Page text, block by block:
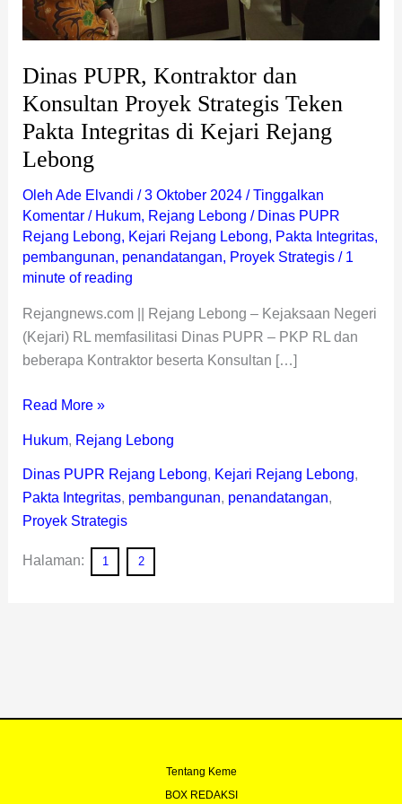
Dinas PUPR, Kontraktor dan
Konsultan Proyek Strategis Teken
Pakta Integritas di Kejari Rejang
Lebong
Oleh Ade Elvandi /3 Oktober 2024 /Tinggalkan
Komentar / Hukum, Rejang Lebong / Dinas PUPR
Rejang Lebong, Kejari Rejang Lebong, Pakta Integritas,
pembangunan, penandatangan, Proyek Strategis/ 1
minute of reading
Rejangnews.com || Rejang Lebong – Kejaksaan Negeri
(Kejari) RL memfasilitasi Dinas PUPR – PKP RL dan
beberapa Kontraktor beserta Konsultan […]
Kejari
Lebong
Read More »
Hukum, Rejang Lebong
Dinas PUPR Rejang Lebong, Kejari Rejang Lebong,
Pakta Integritas, pembangunan, penandatangan,
Proyek Strategis
Halaman: 1 2
Tentang Keme
BOX REDAKSI